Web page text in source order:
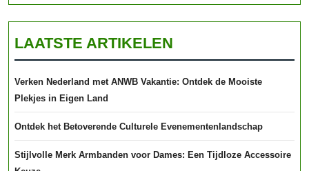
LAATSTE ARTIKELEN
Verken Nederland met ANWB Vakantie: Ontdek de Mooiste
Plekjes in Eigen Land
Ontdek het Betoverende Culturele Evenementenlandschap
Stijlvolle Merk Armbanden voor Dames: Een Tijdloze Accessoire